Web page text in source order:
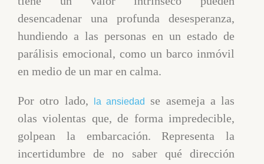
desencadenar una profunda desesperanza,
hundiendo a las personas en un estado de
parálisis emocional, como un barco inmóvil
en medio de un mar en calma.
Por otro lado, la ansiedad
se asemeja a las
olas violentas que, de forma impredecible,
golpean la embarcación. Representa la
incertidumbre de no saber qué dirección